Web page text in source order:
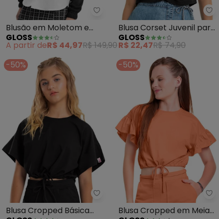
Gloss - Blusão em Moletom e
Blusão em Moletom e
Tricoline Juvenil (Preto)
GLOSS
A partir deR$ 44,97R$ 149,90
Blusa Corset Juvenil para
Menina (Preto)
GLOSS
R$ 22,47R$ 74,90
-50%
Gloss - Blusa Cropped Básica
Blusa Cropped Básica
-50%
Blusa Cropped em Meia